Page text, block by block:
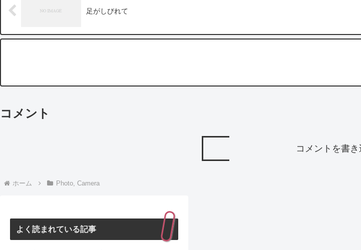
足がしびれて
コメント
コメントを書き
ホーム Photo, Camera
よく読まれている記事